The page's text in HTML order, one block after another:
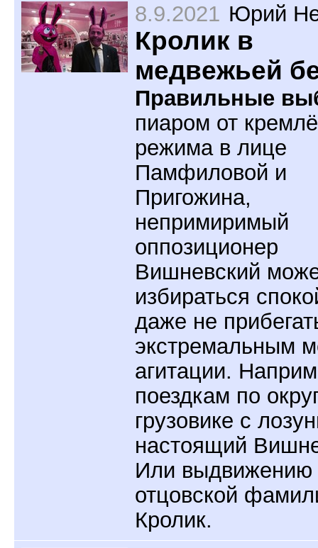
8.9.2021 Юрий
Кролик в
медвежьей
Правильные
пиаром от
режима в лице
Памфиловой и
Пригожина,
непримиримый
оппозиционер
Вишневский
избираться
даже не
экстремальным
агитации.
поездкам по
грузовике с
настоящий
Или выдвижению
отцовской
Кролик.